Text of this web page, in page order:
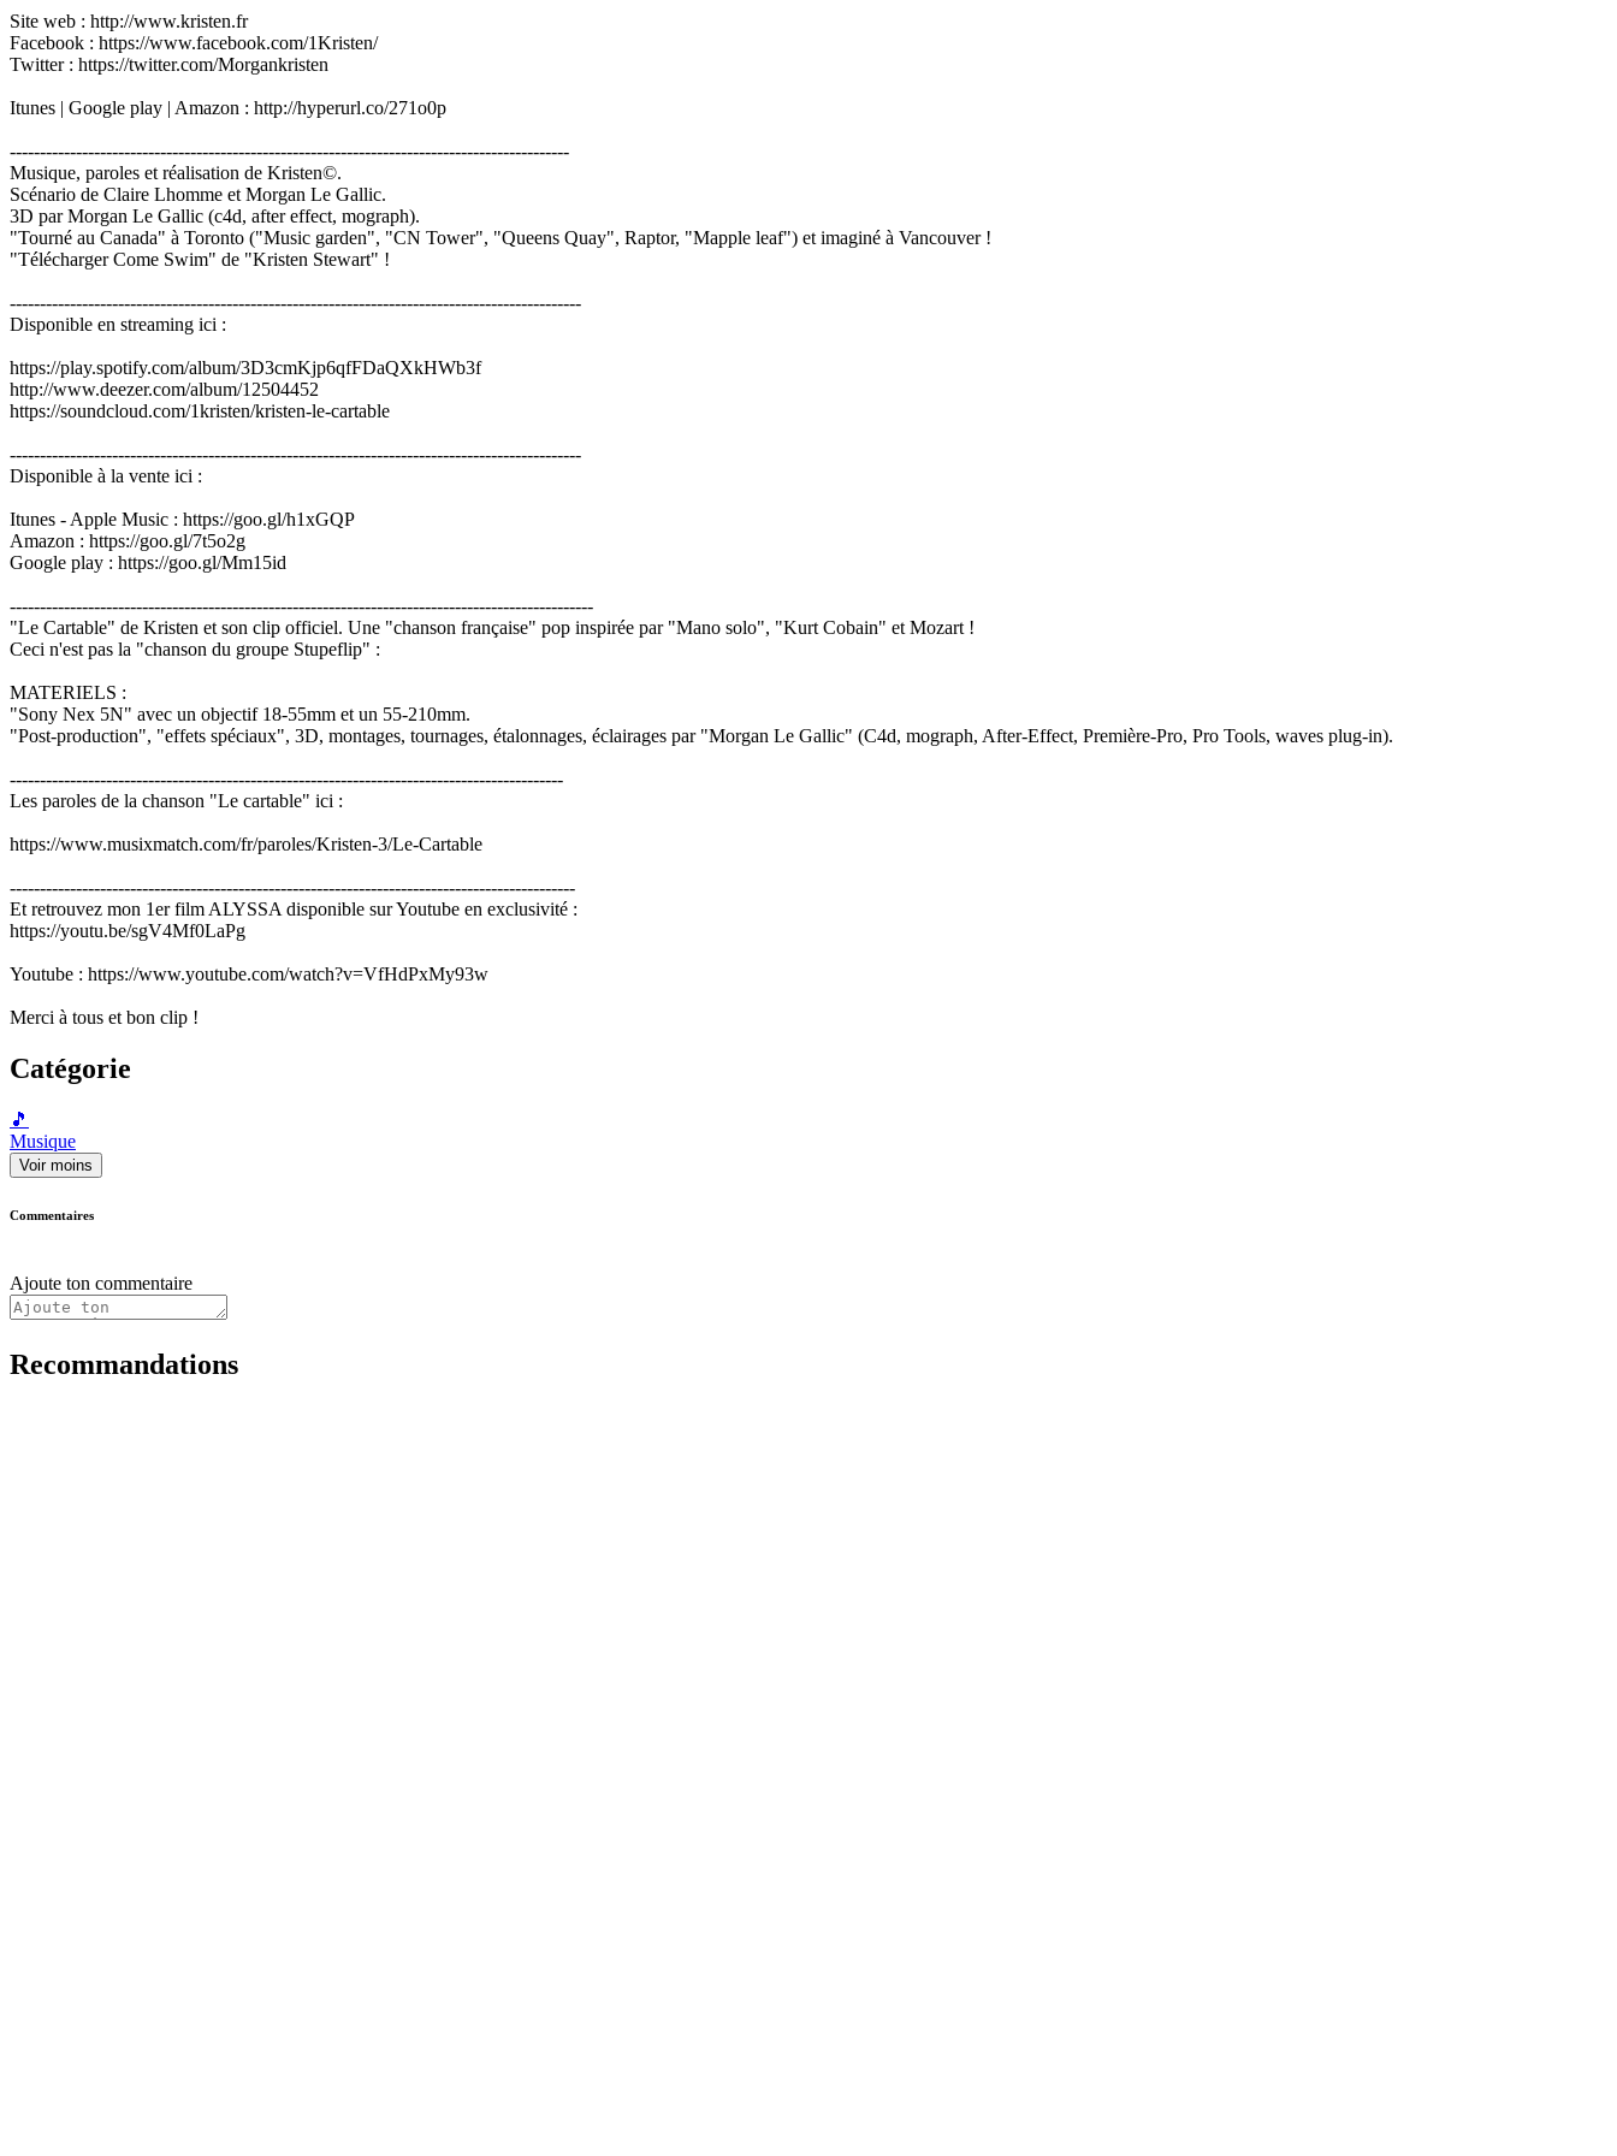
Site web : http://www.kristen.fr
Facebook : https://www.facebook.com/1Kristen/
Twitter : https://twitter.com/Morgankristen
Itunes | Google play | Amazon : http://hyperurl.co/271o0p
---------------------------------------------------------------------------------------------
Musique, paroles et réalisation de Kristen©.
Scénario de Claire Lhomme et Morgan Le Gallic.
3D par Morgan Le Gallic (c4d, after effect, mograph).
"Tourné au Canada" à Toronto ("Music garden", "CN Tower", "Queens Quay", Raptor, "Mapple leaf") et imaginé à Vancouver !
"Télécharger Come Swim" de "Kristen Stewart" !
-----------------------------------------------------------------------------------------------
Disponible en streaming ici :
https://play.spotify.com/album/3D3cmKjp6qfFDaQXkHWb3f
http://www.deezer.com/album/12504452
https://soundcloud.com/1kristen/kristen-le-cartable
-----------------------------------------------------------------------------------------------
Disponible à la vente ici :
Itunes - Apple Music : https://goo.gl/h1xGQP
Amazon : https://goo.gl/7t5o2g
Google play : https://goo.gl/Mm15id
-------------------------------------------------------------------------------------------------
"Le Cartable" de Kristen et son clip officiel. Une "chanson française" pop inspirée par "Mano solo", "Kurt Cobain" et Mozart !
Ceci n'est pas la "chanson du groupe Stupeflip" :
MATERIELS :
"Sony Nex 5N" avec un objectif 18-55mm et un 55-210mm.
"Post-production", "effets spéciaux", 3D, montages, tournages, étalonnages, éclairages par "Morgan Le Gallic" (C4d, mograph, After-Effect, Première-Pro, Pro Tools, waves plug-in).
--------------------------------------------------------------------------------------------
Les paroles de la chanson "Le cartable" ici :
https://www.musixmatch.com/fr/paroles/Kristen-3/Le-Cartable
----------------------------------------------------------------------------------------------
Et retrouvez mon 1er film ALYSSA disponible sur Youtube en exclusivité :
https://youtu.be/sgV4Mf0LaPg
Youtube : https://www.youtube.com/watch?v=VfHdPxMy93w
Merci à tous et bon clip !
Catégorie
🎵
Musique
Voir moins
Commentaires
Ajoute ton commentaire
Recommandations